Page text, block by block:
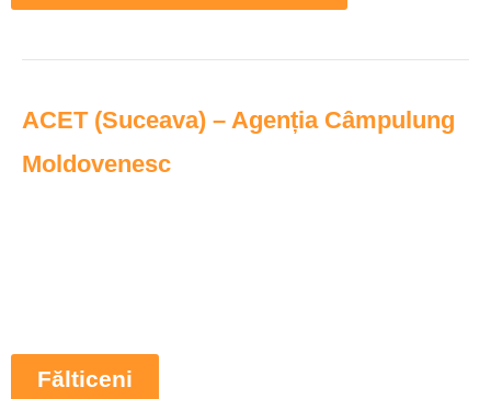
ACET (Suceava) – Agenția Câmpulung
Moldovenesc
Fălticeni